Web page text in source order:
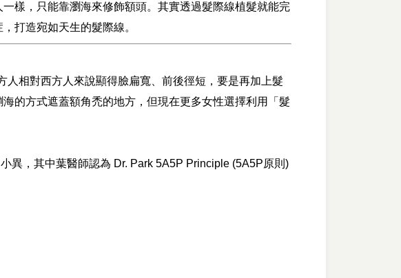
樣，只能靠瀏海來修飾額頭。其實透過髮際線植髮就能完
打造宛如天生的髮際線。
相對西方人來說顯得臉扁寬、前後徑短，要是再加上髮
的方式遮蓋額角禿的地方，但現在更多女性選擇利用「髮
異，其中葉醫師認為 Dr. Park 5A5P Principle (5A5P原則)